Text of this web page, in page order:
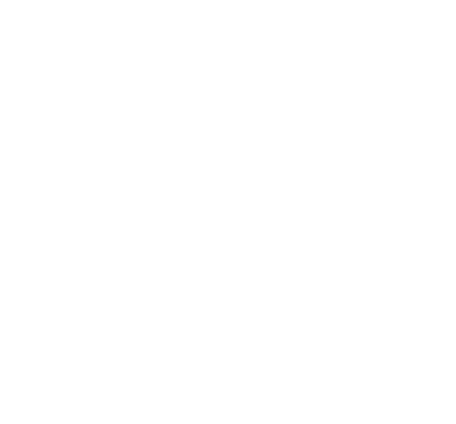
，对进档考生以“分数优先、遵循志愿”的录取原则分生源地市专业计
依次以语文、数学、外语顺序按单科成绩从高分到低分录取。
（区）生源报考考生，生源不足时，再录取定向县（区）所在地市生
西省平行志愿投档同分排序细则录取。
各省（区、市）确定的同分排序细则录取。